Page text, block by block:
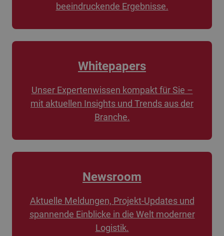
beeindruckende Ergebnisse.
Whitepapers
Unser Expertenwissen kompakt für Sie –
mit aktuellen Insights und Trends aus der
Branche.
Newsroom
Aktuelle Meldungen, Projekt-Updates und
spannende Einblicke in die Welt moderner
Logistik.